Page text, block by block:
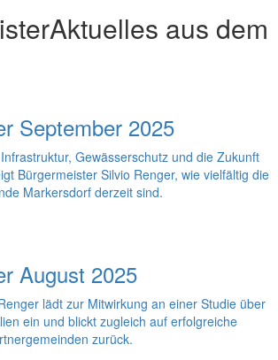
Aktuelles aus dem
September 2025
Gewässerschutz und die Zukunft
Bürgermeister Silvio Renger, wie vielfältig die
Markersdorf derzeit sind.
August 2025
lädt zur Mitwirkung an einer Studie über
ein und blickt zugleich auf erfolgreiche
zurück.